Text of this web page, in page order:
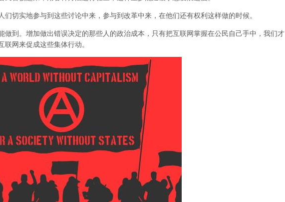
们切实地参与到这些讨论中来，参与到改革中来，在他们还有权利这样做的时候。
做到。增加做出错误决定的那些人的政治成本，只有把互联网掌握在公民自己手中，我们才
联网来促成这些集体行动。